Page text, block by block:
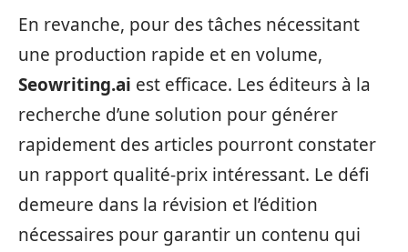
En revanche, pour des tâches nécessitant
une production rapide et en volume,
Seowriting.ai est efficace. Les éditeurs à la
recherche d’une solution pour générer
rapidement des articles pourront constater
un rapport qualité-prix intéressant. Le défi
demeure dans la révision et l’édition
nécessaires pour garantir un contenu qui